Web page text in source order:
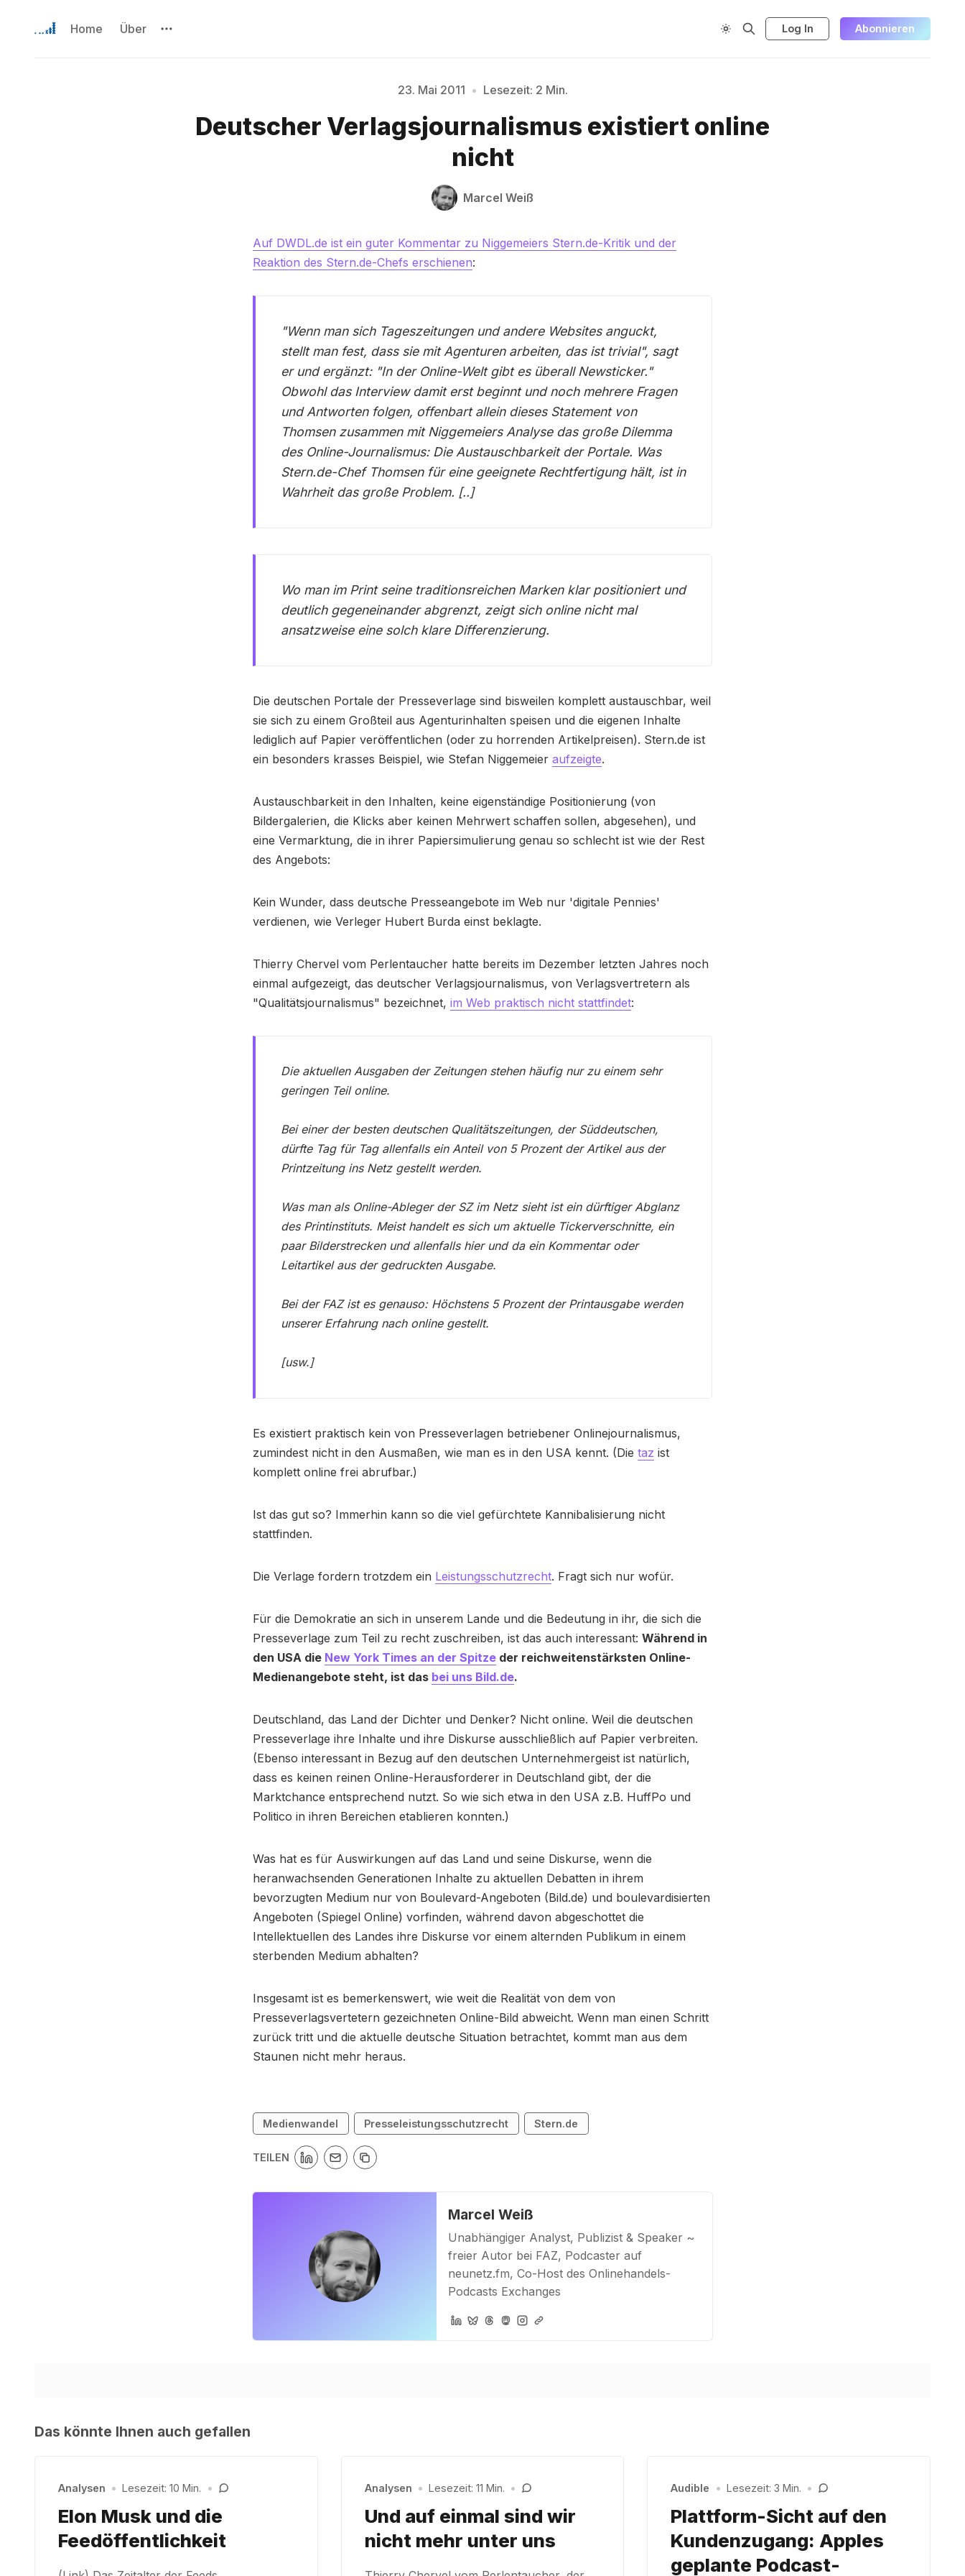
Home Über Log In Abonnieren
Bitte geben Sie mindestens 3 Zeichen ein
23. Mai 2011 • Lesezeit: 2 Min.
Deutscher Verlagsjournalismus existiert online
nicht
Marcel Weiß
Auf DWDL.de ist ein guter Kommentar zu Niggemeiers Stern.de-Kritik und der
Reaktion des Stern.de-Chefs erschienen:
"Wenn man sich Tageszeitungen und andere Websites anguckt,
stellt man fest, dass sie mit Agenturen arbeiten, das ist trivial", sagt
er und ergänzt: "In der Online-Welt gibt es überall Newsticker."
Obwohl das Interview damit erst beginnt und noch mehrere Fragen
und Antworten folgen, offenbart allein dieses Statement von
Thomsen zusammen mit Niggemeiers Analyse das große Dilemma
des Online-Journalismus: Die Austauschbarkeit der Portale. Was
Stern.de-Chef Thomsen für eine geeignete Rechtfertigung hält, ist in
Wahrheit das große Problem. [..]
Wo man im Print seine traditionsreichen Marken klar positioniert und
deutlich gegeneinander abgrenzt, zeigt sich online nicht mal
ansatzweise eine solch klare Differenzierung.
Die deutschen Portale der Presseverlage sind bisweilen komplett austauschbar, weil
sie sich zu einem Großteil aus Agenturinhalten speisen und die eigenen Inhalte
lediglich auf Papier veröffentlichen (oder zu horrenden Artikelpreisen). Stern.de ist
ein besonders krasses Beispiel, wie Stefan Niggemeier aufzeigte.
Austauschbarkeit in den Inhalten, keine eigenständige Positionierung (von
Bildergalerien, die Klicks aber keinen Mehrwert schaffen sollen, abgesehen), und
eine Vermarktung, die in ihrer Papiersimulierung genau so schlecht ist wie der Rest
des Angebots:
Kein Wunder, dass deutsche Presseangebote im Web nur 'digitale Pennies'
verdienen, wie Verleger Hubert Burda einst beklagte.
Thierry Chervel vom Perlentaucher hatte bereits im Dezember letzten Jahres noch
einmal aufgezeigt, das deutscher Verlagsjournalismus, von Verlagsvertretern als
"Qualitätsjournalismus" bezeichnet, im Web praktisch nicht stattfindet:
Die aktuellen Ausgaben der Zeitungen stehen häufig nur zu einem sehr
geringen Teil online.
Bei einer der besten deutschen Qualitätszeitungen, der Süddeutschen,
dürfte Tag für Tag allenfalls ein Anteil von 5 Prozent der Artikel aus der
Printzeitung ins Netz gestellt werden.
Was man als Online-Ableger der SZ im Netz sieht ist ein dürftiger Abglanz
des Printinstituts. Meist handelt es sich um aktuelle Tickerverschnitte, ein
paar Bilderstrecken und allenfalls hier und da ein Kommentar oder
Leitartikel aus der gedruckten Ausgabe.
Bei der FAZ ist es genauso: Höchstens 5 Prozent der Printausgabe werden
unserer Erfahrung nach online gestellt.
[usw.]
Es existiert praktisch kein von Presseverlagen betriebener Onlinejournalismus,
zumindest nicht in den Ausmaßen, wie man es in den USA kennt. (Die taz ist
komplett online frei abrufbar.)
Ist das gut so? Immerhin kann so die viel gefürchtete Kannibalisierung nicht
stattfinden.
Die Verlage fordern trotzdem ein Leistungsschutzrecht. Fragt sich nur wofür.
Für die Demokratie an sich in unserem Lande und die Bedeutung in ihr, die sich die
Presseverlage zum Teil zu recht zuschreiben, ist das auch interessant: Während in
den USA die New York Times an der Spitze der reichweitenstärksten Online-
Medienangebote steht, ist das bei uns Bild.de.
Deutschland, das Land der Dichter und Denker? Nicht online. Weil die deutschen
Presseverlage ihre Inhalte und ihre Diskurse ausschließlich auf Papier verbreiten.
(Ebenso interessant in Bezug auf den deutschen Unternehmergeist ist natürlich,
dass es keinen reinen Online-Herausforderer in Deutschland gibt, der die
Marktchance entsprechend nutzt. So wie sich etwa in den USA z.B. HuffPo und
Politico in ihren Bereichen etablieren konnten.)
Was hat es für Auswirkungen auf das Land und seine Diskurse, wenn die
heranwachsenden Generationen Inhalte zu aktuellen Debatten in ihrem
bevorzugten Medium nur von Boulevard-Angeboten (Bild.de) und boulevardisierten
Angeboten (Spiegel Online) vorfinden, während davon abgeschottet die
Intellektuellen des Landes ihre Diskurse vor einem alternden Publikum in einem
sterbenden Medium abhalten?
Insgesamt ist es bemerkenswert, wie weit die Realität von dem von
Presseverlagsvertetern gezeichneten Online-Bild abweicht. Wenn man einen Schritt
zurück tritt und die aktuelle deutsche Situation betrachtet, kommt man aus dem
Staunen nicht mehr heraus.
Medienwandel Presseleistungsschutzrecht Stern.de
TEILEN
Marcel Weiß
Unabhängiger Analyst, Publizist & Speaker ~
freier Autor bei FAZ, Podcaster auf
neunetz.fm, Co-Host des Onlinehandels-
Podcasts Exchanges
Das könnte Ihnen auch gefallen
Analysen • Lesezeit: 10 Min. •
Elon Musk und die
Feedöffentlichkeit
Analysen • Lesezeit: 11 Min. •
Und auf einmal sind wir
nicht mehr unter uns
Audible • Lesezeit: 3 Min. •
Plattform-Sicht auf den
Kundenzugang: Apples
geplante Podcast-